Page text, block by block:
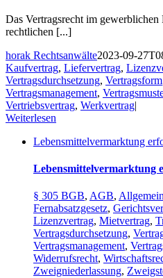
Das Vertragsrecht im
rechtlichen [...]
horak Rechtsanwälte2023-09-
Kaufvertrag, Liefervertrag,
Vertragsdurchsetzung, Vertragsform
Vertragsmanagement,
Vertriebsvertrag, Werkvertrag|
Weiterlesen
Lebensmittelvermarktung
Lebensmittelvermarktung
§ 305 BGB, AGB, Allgemein
Fernabsatzgesetz,
Lizenzvertrag, Mietvertrag,
Vertragsdurchsetzung,
Vertragsmanagement,
Widerrufsrecht,
Zweigniederlassung,